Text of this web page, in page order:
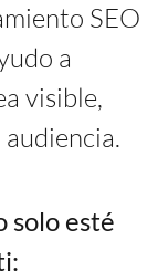
SEO
a
visible,
solo esté